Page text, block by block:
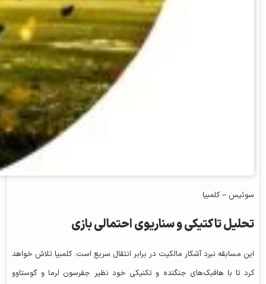
سوئیس – کلمبیا
تحلیل تاکتیکی و سناریوی احتمالی بازی
این مسابقه نبرد آشکار مالکیت در برابر انتقال سریع است. کلمبیا تلاش خواهد
کرد تا با هافبک‌های جنگنده و تکنیکی خود نظیر جفرسون لرما و گوستاوو